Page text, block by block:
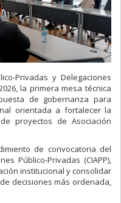
Privadas y Delegaciones
la primera mesa técnica
de gobernanza para
orientada a fortalecer la
proyectos de Asociación
de convocatoria del
Público-Privadas (CIAPP),
institucional y consolidar
decisiones más ordenada,